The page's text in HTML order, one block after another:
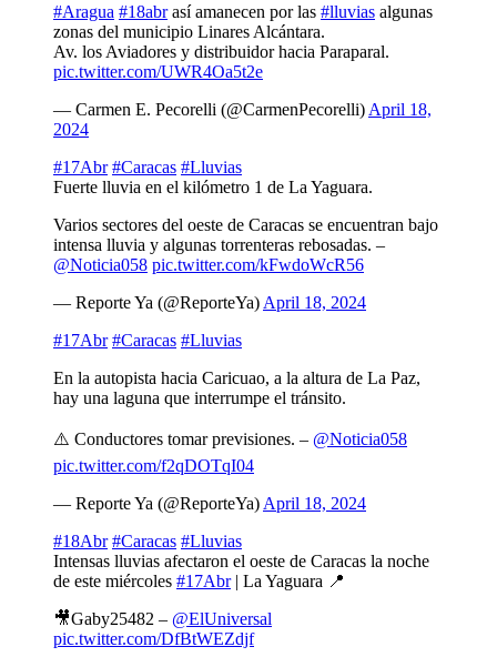
#Aragua #18abrasí amanecen por las #lluvias algunas
zonas del municipio Linares Alcántara.
Av. los Aviadores y distribuidor hacia Paraparal.
pic.twitter.com/UWR4Oa5t2e
— Carmen E. Pecorelli (@CarmenPecorelli) April 18,
2024
#17Abr #Caracas #Lluvias
Fuerte lluvia en el kilómetro 1 de La Yaguara.
Varios sectores del oeste de Caracas se encuentran bajo
intensa lluvia y algunas torrenteras rebosadas. –
@Noticia058 pic.twitter.com/kFwdoWcR56
— Reporte Ya (@ReporteYa) April 18, 2024
#17Abr #Caracas #Lluvias
En la autopista hacia Caricuao, a la altura de La Paz,
hay una laguna que interrumpe el tránsito.
⚠️ Conductores tomar previsiones. – @Noticia058
pic.twitter.com/f2qDOTqI04
— Reporte Ya (@ReporteYa) April 18, 2024
#18Abr #Caracas #Lluvias
Intensas lluvias afectaron el oeste de Caracas la noche
de este miércoles #17Abr| La Yaguara 📍
🎥Gaby25482 – @ElUniversal
pic.twitter.com/DfBtWEZdjf